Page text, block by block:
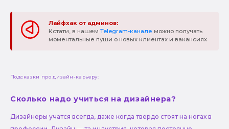
Лайфхак от админов:
Кстати, в нашем Telegram-канале можно получать
моментальные пуши о новых клиентах и вакансиях
Подсказки про дизайн-карьеру:
Сколько надо учиться на дизайнера?
Дизайнеры учатся всегда, даже когда твердо стоят на ногах в